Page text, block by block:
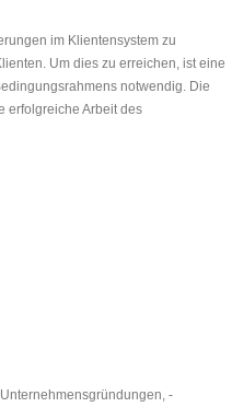
im Klientensystem zu
Um dies zu erreichen, ist eine
notwendig. Die
erfolgreiche Arbeit des
-